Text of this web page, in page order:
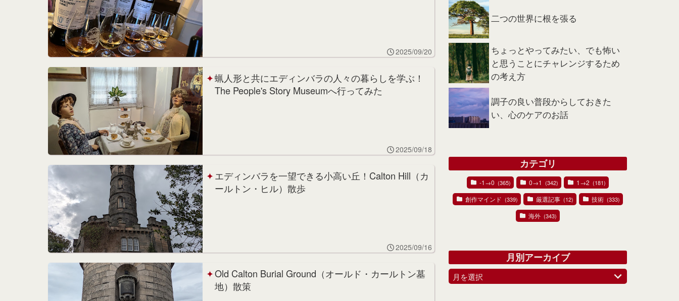
2025/09/20
蝋人形と共にエディンバラの人々の暮らしを学ぶ！
The People's Story Museumへ行ってみた
2025/09/18
エディンバラを一望できる小高い丘！Calton Hill（カ
ールトン・ヒル）散歩
2025/09/16
Old Calton Burial Ground（オールド・カールトン墓
地）散策
二つの世界に根を張る
ちょっとやってみたい、でも怖い
と思うことにチャレンジするため
の考え方
調子の良い普段からしておきた
い、心のケアのお話
カテゴリ
-1→0 (365) 0→1 (342) 1→2 (181)
創作マインド (339) 厳選記事 (12) 技術 (333)
海外 (343)
月別アーカイブ
月を選択